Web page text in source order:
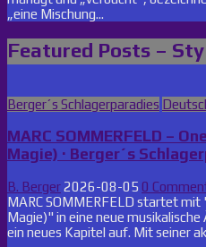
„eine Mischung...
Featured Posts –
Posted
Berger´s Schlagerparadies
MARC SOMMERFELD –
Magie) · Berger´s
B. Berger2026-08-05 0
MARC SOMMERFELD startet mit
Magie)" in eine neue
ein neues Kapitel auf. Mit seiner